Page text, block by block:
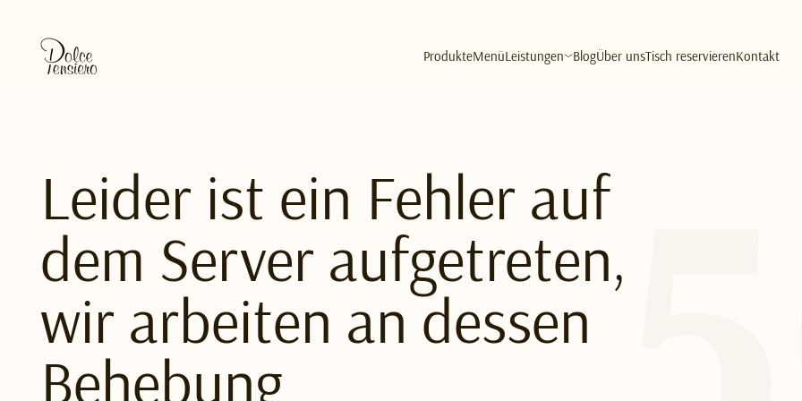
ProdukteMenüLeistungen BlogÜber unsTisch reservierenKontakt
Leider ist ein Fehler auf
dem Server aufgetreten,
wir arbeiten an dessen
Behebung